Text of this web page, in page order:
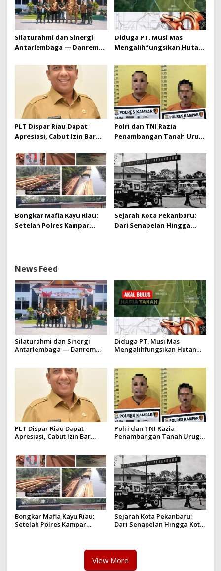
Silaturahmi dan Sinergi
Antarlembaga — Danrem
Kejaksaan Negeri Kuansing
Diduga PT. Musi Mas
Mengalihfungsikan Hutan
diduga melebihi batas izin
yang diizinkan
PLT Dispar Riau Dapat
Apresiasi, Cabut Izin Bar
Pro-Rakyat
Polri dan TNI Razia
Penambangan Tanah Urug,
Bongkar Mafia Kayu Riau:
Setelah Polres Kampar
Sejarah Kota Pekanbaru:
Dari Senapelan Hingga
News Feed
Silaturahmi dan Sinergi
Antarlembaga — Danrem
Diduga PT. Musi Mas
Mengalihfungsikan Hutan
yang diizinkan
PLT Dispar Riau Dapat
Apresiasi, Cabut Izin Bar
Polri dan TNI Razia
Penambangan Tanah Urug,
Bongkar Mafia Kayu Riau:
Setelah Polres Kampar
Hapus Berita Kian Menguat
Sejarah Kota Pekanbaru:
Dari Senapelan Hingga Kota
View More